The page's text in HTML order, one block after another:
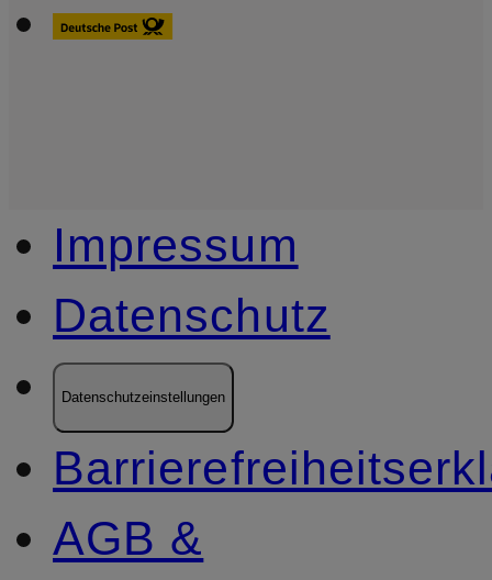
Impressum
Datenschutz
Datenschutzeinstellungen
AGB &